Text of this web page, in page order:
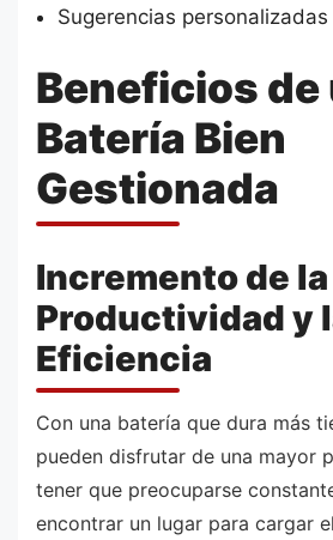
Sugerencias
Beneficios de
Batería Bien
Gestionada
Incremento de la
Productividad y
Eficiencia
Con una batería que dura más
pueden disfrutar de una mayor
tener que preocuparse
encontrar un lugar para cargar